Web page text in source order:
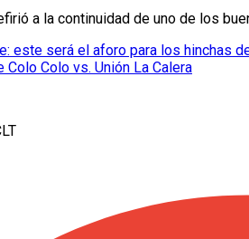
a la continuidad de uno de los
este será el aforo para los hinchas
Colo vs. Unión La Calera